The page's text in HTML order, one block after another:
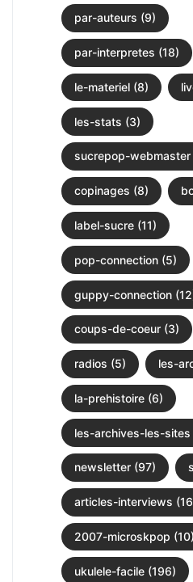
par-auteurs (9)
par-interpretes (18)
le-materiel (8)
les-stats (3)
sucrepop-webmaster
copinages (8)
label-sucre (11)
pop-connection (5)
guppy-connection
coups-de-coeur (3)
radios (5) les-
la-prehistoire (6)
les-archives-les-sites
newsletter (97)
articles-interviews
2007-microskpop (10)
ukulele-facile (196)